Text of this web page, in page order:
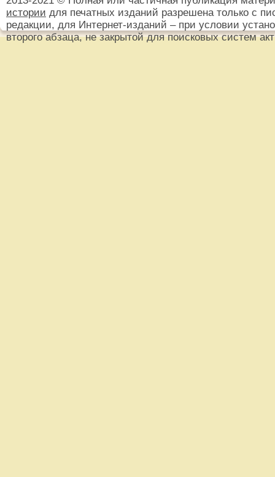
истории для печатных изданий разрешена только с
редакции, для Интернет-изданий – при условии
второго абзаца, не закрытой для поисковых систем